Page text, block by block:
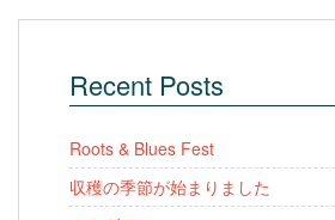
Recent Posts
Roots & Blues Fest
収穫の季節が始まりました